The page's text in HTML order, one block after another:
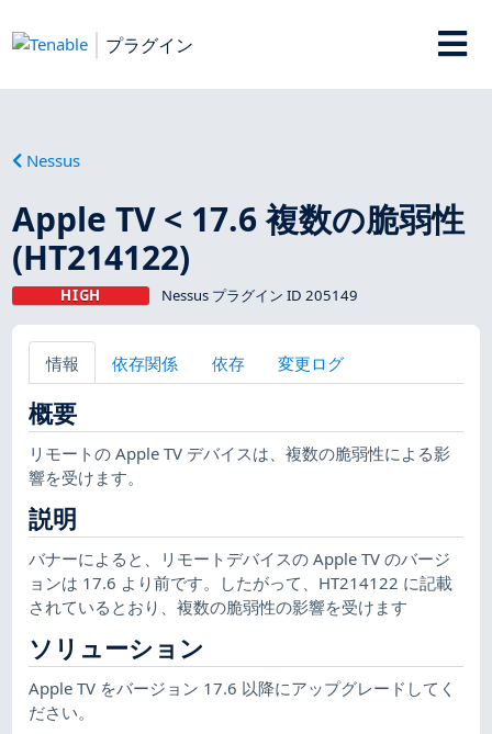
プラグイン
Nessus
Apple TV < 17.6 複数の脆弱性
(HT214122)
HIGH Nessus プラグイン ID 205149
情報 依存関係 依存 変更ログ
概要
リモートの Apple TV デバイスは、複数の脆弱性による影
響を受けます。
説明
バナーによると、リモートデバイスの Apple TV のバージ
ョンは 17.6 より前です。したがって、HT214122 に記載
されているとおり、複数の脆弱性の影響を受けます
ソリューション
Apple TV をバージョン 17.6 以降にアップグレードしてく
ださい。